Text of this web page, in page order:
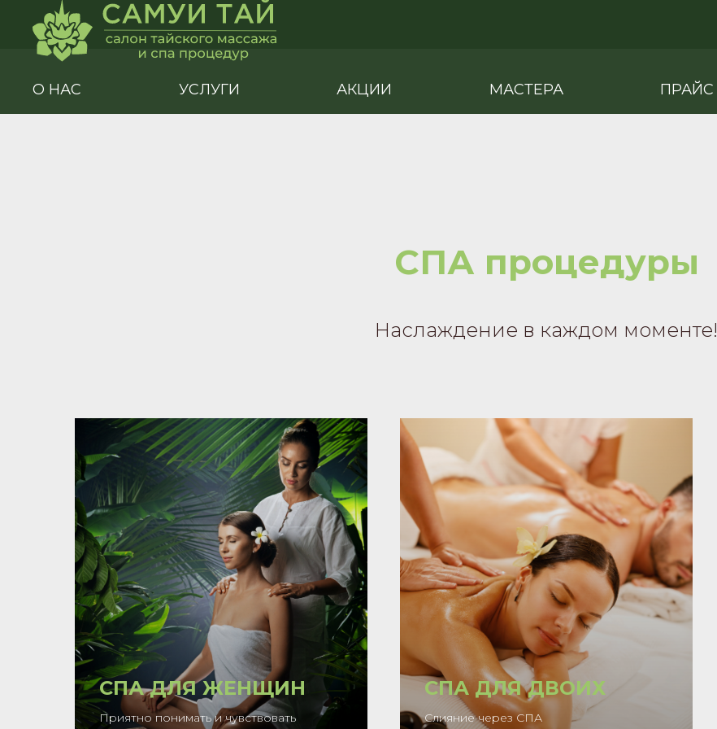
О НАС УСЛУГИ АКЦИИ МАСТЕРА ПРАЙС
СПА процедуры
Наслаждение в каждом моменте!
СПА ДЛЯ ЖЕНЩИН
Приятно понимать и чувствовать
СПА ДЛЯ ДВОИХ
Слияние через СПА